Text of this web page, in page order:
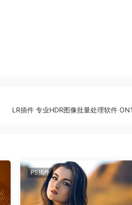
统要求，以确保软件的顺畅运行。
一项宝贵资源。ON1 Resize AI可
LR插件 专业HDR图像批量处理软件
PS插件